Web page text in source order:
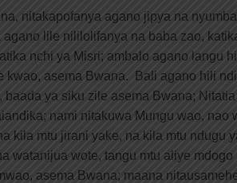
nitakapofanya agano jipya na
lile nililolifanya na baba zao,
nchi ya Misri; ambalo agano langu
kwao, asema Bwana. Bali agano hili
ya siku zile asema Bwana;
nami nitakuwa Mungu wao, nao
kila mtu jirani yake, na kila mtu ndugu
watanijua wote, tangu mtu aliye mdogo
asema Bwana; maana